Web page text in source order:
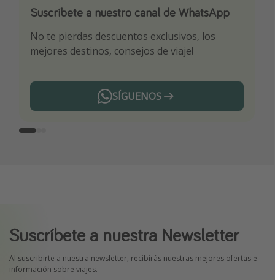
Suscríbete a nuestro canal de WhatsApp
No te pierdas descuentos exclusivos, los
mejores destinos, consejos de viaje!
SÍGUENOS
Descarga nuestra app
Sé el primero en reservar nuestros chollazos
¡Suscríbete a nuestro canal de Telegram!
¡Recibe las mejores ofertas seleccionadas para
ti por nuestros expertos en viajes
Telegram
Suscríbete a nuestra Newsletter
Al suscribirte a nuestra newsletter, recibirás nuestras mejores ofertas e
información sobre viajes.